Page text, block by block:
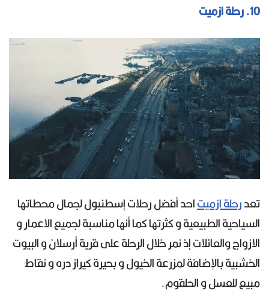
10. رحلة ازميت
تعدرحلة ازميتاحد أفضل رحلات إسطنبول لجمال محطاتها
السياحية الطبيعية و كثرتها كما أنها مناسبة لجميع الاعمار و
الازواج والعائلات إذ نمر خلال الرحلة على قرية أرسلان و البيوت
الخشبية بالإضافة لمزرعة الخيول و بحيرة كيراز دره و نقاط
مبيع للعسل و الحلقوم.